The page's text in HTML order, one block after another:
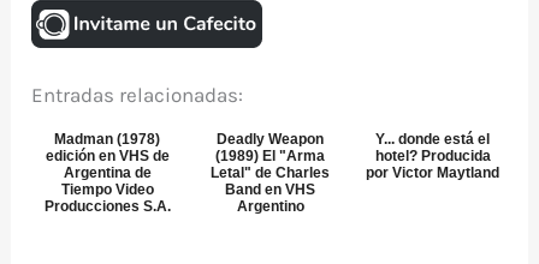
Entradas relacionadas:
Madman (1978)
edición en VHS de
Argentina de
Tiempo Video
Producciones S.A.
Deadly Weapon
(1989) El "Arma
Letal" de Charles
Band en VHS
Argentino
Y... donde está el
hotel? Producida
por Victor Maytland